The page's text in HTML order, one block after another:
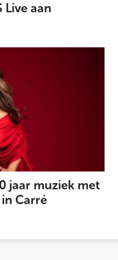
Live aan
jaar muziek met
Carré